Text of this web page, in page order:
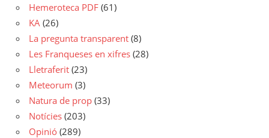
Hemeroteca PDF (61)
KA (26)
La pregunta transparent (8)
Les Franqueses en xifres (28)
Lletraferit (23)
Meteorum (3)
Natura de prop (33)
Notícies (203)
Opinió (289)